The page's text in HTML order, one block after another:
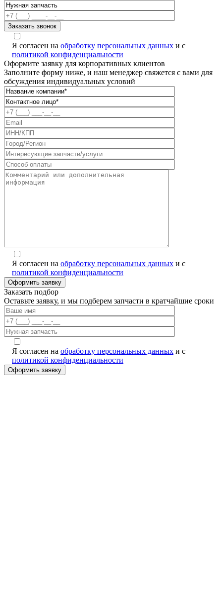
Я согласен на обработку персональных данных и с
политикой конфиденциальности
Оформите заявку для корпоративных клиентов
Заполните форму ниже, и наш менеджер свяжется с вами для
обсуждения индивидуальных условий
Я согласен на обработку персональных данных и с
политикой конфиденциальности
Заказать подбор
Оставьте заявку, и мы подберем запчасти в кратчайшие сроки
Я согласен на обработку персональных данных и с
политикой конфиденциальности